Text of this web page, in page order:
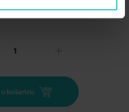
o zaštiti potrošača..
koji sadrži žive liofilizirane
Lactobacillus
košaricu